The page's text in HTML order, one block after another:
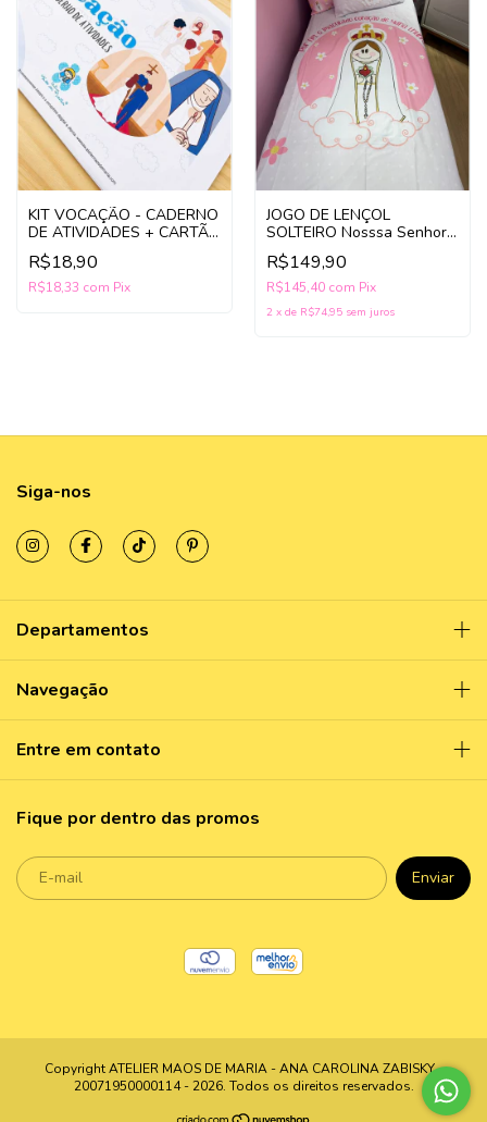
KIT VOCAÇÃO - CADERNO
DE ATIVIDADES + CARTÃO
DIA DO PADRE ( Bônus)
R$18,90
R$18,33 com Pix
JOGO DE LENÇOL
SOLTEIRO Nosssa Senhora
de Fátima – Roupa de
Cama Infantil Católica
R$149,90
R$145,40 com Pix
2 x de R$74,95 sem juros
Siga-nos
Departamentos
Navegação
Entre em contato
Fique por dentro das promos
Copyright ATELIER MAOS DE MARIA - ANA CAROLINA ZABISKY -
20071950000114 - 2026. Todos os direitos reservados.